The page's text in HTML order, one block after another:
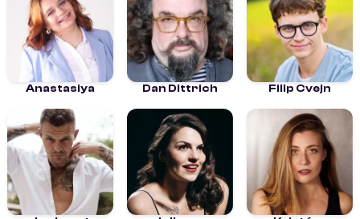
Anastasiya Dan Dittrich Filip Cvejn